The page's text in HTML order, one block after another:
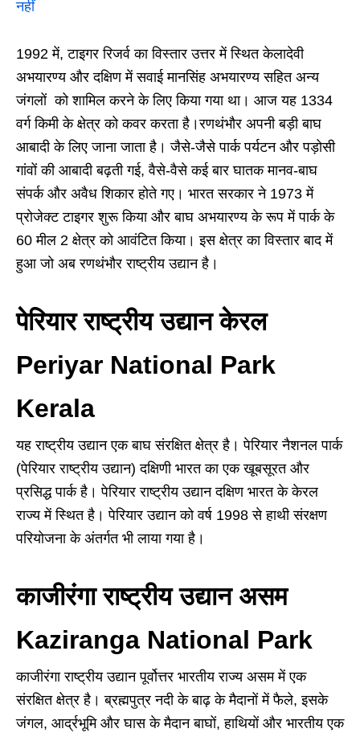
नहीं
1992 में, टाइगर रिजर्व का विस्तार उत्तर में स्थित केलादेवी
अभयारण्य और दक्षिण में सवाई मानसिंह अभयारण्य सहित अन्य
जंगलों को शामिल करने के लिए किया गया था। आज यह 1334
वर्ग किमी के क्षेत्र को कवर करता है।रणथंभौर अपनी बड़ी बाघ
आबादी के लिए जाना जाता है। जैसे-जैसे पार्क पर्यटन और पड़ोसी
गांवों की आबादी बढ़ती गई, वैसे-वैसे कई बार घातक मानव-बाघ
संपर्क और अवैध शिकार होते गए। भारत सरकार ने 1973 में
प्रोजेक्ट टाइगर शुरू किया और बाघ अभयारण्य के रूप में पार्क के
60 मील 2 क्षेत्र को आवंटित किया। इस क्षेत्र का विस्तार बाद में
हुआ जो अब रणथंभौर राष्ट्रीय उद्यान है।
पेरियार राष्ट्रीय उद्यान केरल
Periyar National Park
Kerala
यह राष्ट्रीय उद्यान एक बाघ संरक्षित क्षेत्र है। पेरियार नैशनल पार्क
(पेरियार राष्ट्रीय उद्यान) दक्षिणी भारत का एक खूबसूरत और
प्रसिद्ध पार्क है। पेरियार राष्ट्रीय उद्यान दक्षिण भारत के केरल
राज्य में स्थित है। पेरियार उद्यान को वर्ष 1998 से हाथी संरक्षण
परियोजना के अंतर्गत भी लाया गया है।
काजीरंगा राष्ट्रीय उद्यान असम
Kaziranga National Park
काजीरंगा राष्ट्रीय उद्यान पूर्वोत्तर भारतीय राज्य असम में एक
संरक्षित क्षेत्र है। ब्रह्मपुत्र नदी के बाढ़ के मैदानों में फैले, इसके
जंगल, आर्द्रभूमि और घास के मैदान बाघों, हाथियों और भारतीय एक